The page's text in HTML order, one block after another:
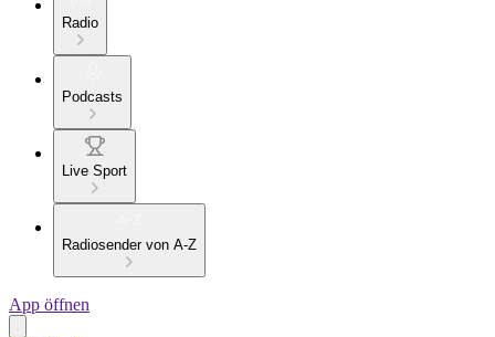
Radio
Podcasts
Live Sport
Radiosender von A-Z
App öffnen